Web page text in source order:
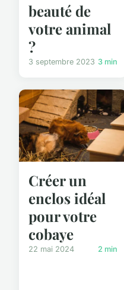
beauté de
votre animal
?
3 septembre 2023 3 min
Créer un
enclos idéal
pour votre
cobaye
22 mai 2024 2 min